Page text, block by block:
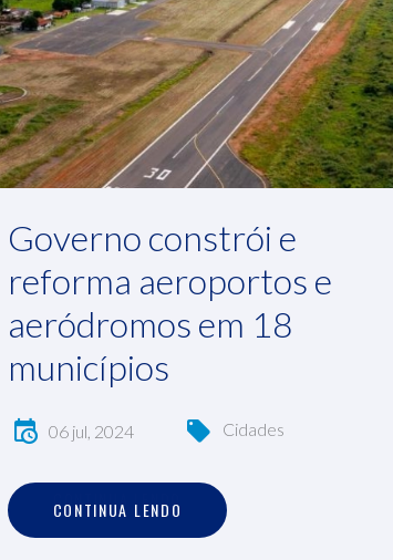
Governo constrói e
reforma aeroportos e
aeródromos em 18
municípios
06 jul, 2024 Cidades
CO NTINUA L END O
CONTINUA LENDO